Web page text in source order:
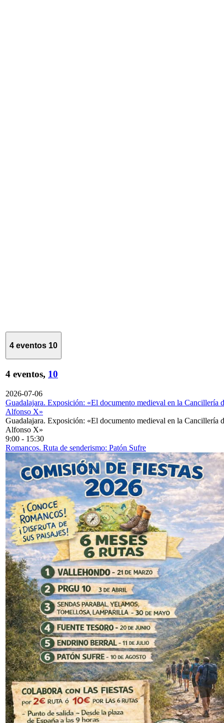
4 eventos 10
4 eventos, 10
2026-07-06
Guadalajara. Exposición: «El documento medieval en la Cancillería
Alfonso X»
Guadalajara. Exposición: «El documento medieval en la Cancillería
Alfonso X»
9:00 - 15:30
Romancos. Ruta de senderismo: Patón Sufre